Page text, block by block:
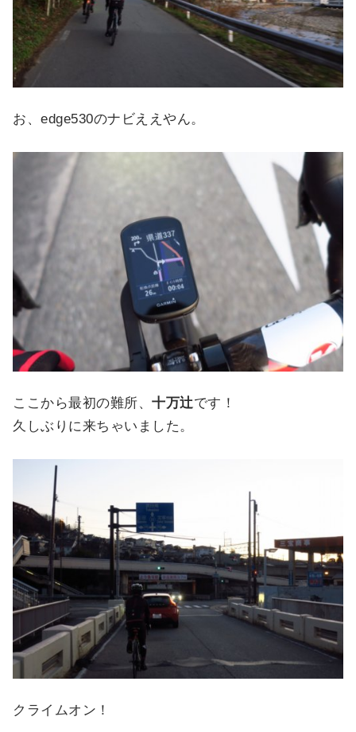
お、edge530のナビええやん。
ここから最初の難所、十万辻です！
久しぶりに来ちゃいました。
クライムオン！